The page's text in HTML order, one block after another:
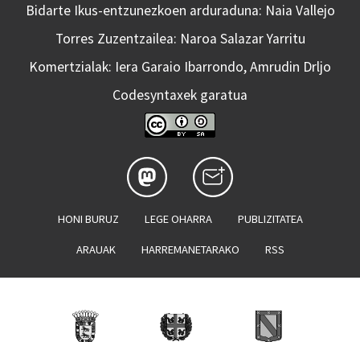
Bidarte Ikus-entzunezkoen arduraduna: Naia Vallejo
Torres Zuzentzailea: Naroa Salazar Yarritu
Komertzialak: Iera Garaio Ibarrondo, Amrudin Drljo
Codesyntaxek garatua
HONI BURUZ LEGE OHARRA PUBLIZITATEA
ARAUAK HARREMANETARAKO RSS